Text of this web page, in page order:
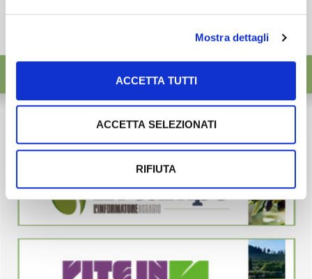
Mostra dettagli
ACCETTA TUTTI
ACCETTA SELEZIONATI
RIFIUTA